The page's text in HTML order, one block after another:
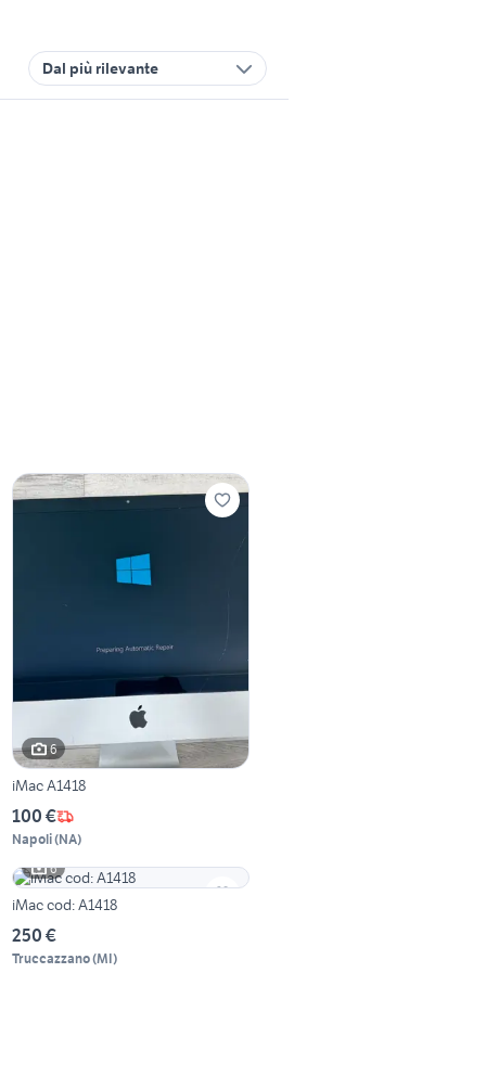
Dal più rilevante
6
iMac A1418
100 €
Napoli(NA)
6
iMac cod: A1418
250 €
Truccazzano(MI)